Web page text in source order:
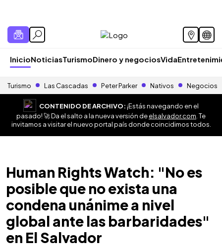
InicioNoticiasTurismoDinero y negociosVida
Turismo Las Cascadas Peter Parker Nativos Negocios
CONTENIDO DE ARCHIVO:¡Estás navegando en el
pasado! 🚀 Da el salto a la nueva versión deelsalvador.com . Te
invitamos a visitar el nuevo portal país donde coincidimos todos.
Human Rights Watch: "No es
posible que no exista una
condena unánime a nivel
global ante las barbaridades"
en El Salvador